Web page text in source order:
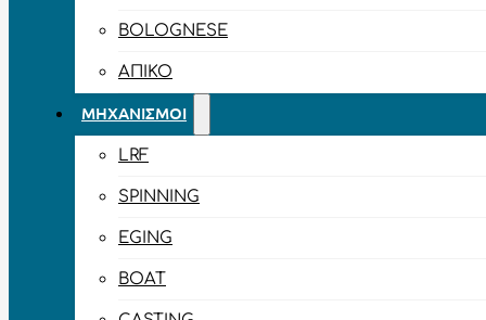
BOLOGNESE
ΑΠΊΚΟ
ΜΗΧΑΝΙΣΜΟΊ
LRF
SPINNING
EGING
BOAT